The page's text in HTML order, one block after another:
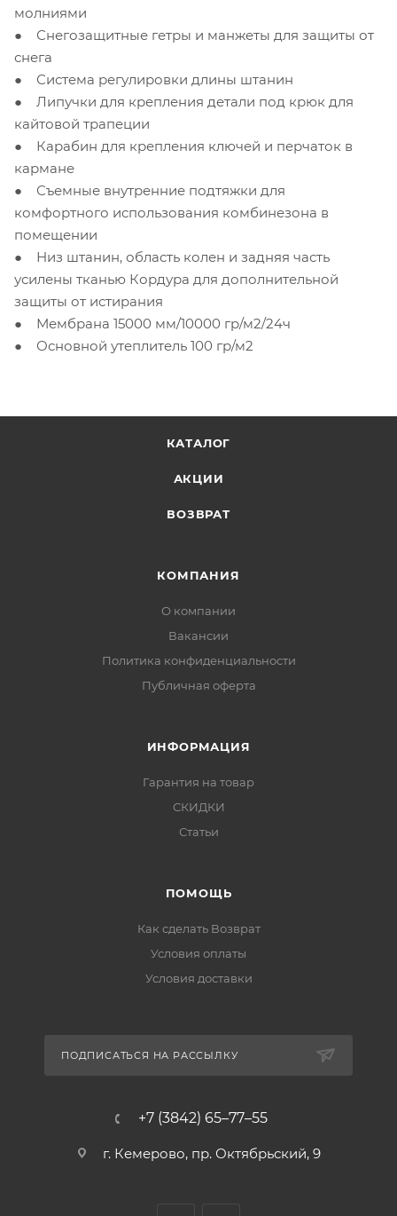
молниями
● Снегозащитные гетры и манжеты для защиты от
снега
● Система регулировки длины штанин
● Липучки для крепления детали под крюк для
кайтовой трапеции
● Карабин для крепления ключей и перчаток в
кармане
● Съемные внутренние подтяжки для
комфортного использования комбинезона в
помещении
● Низ штанин, область колен и задняя часть
усилены тканью Кордура для дополнительной
защиты от истирания
● Мембрана 15000 мм/10000 гр/м2/24ч
● Основной утеплитель 100 гр/м2
КАТАЛОГ
АКЦИИ
ВОЗВРАТ
КОМПАНИЯ
О компании
Вакансии
Политика конфиденциальности
Публичная оферта
ИНФОРМАЦИЯ
Гарантия на товар
СКИДКИ
Статьи
ПОМОЩЬ
Как сделать Возврат
Условия оплаты
Условия доставки
ПОДПИСАТЬСЯ НА РАССЫЛКУ
+7 (3842) 65–77–55
г. Кемерово, пр. Октябрьский, 9